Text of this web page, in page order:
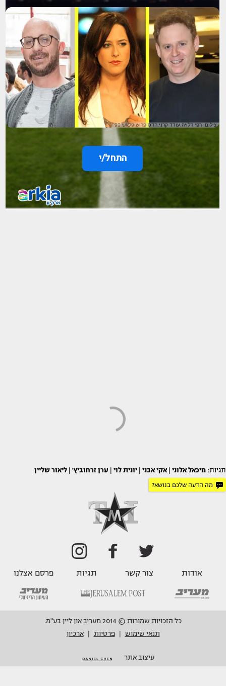
תגיות: מיכאל אלוני אקי אבני יונית לוי ערן זרחוביץ' ליאור שליין
מה הדעה שלכם בנושא?
אודות צור קשר תגיות פרסם אצלנו
כל הזכויות שמורות © 2014 מעריב און ליין בע"מ.
תנאי שימוש
פרטיות ארכיון
עיצוב אתר